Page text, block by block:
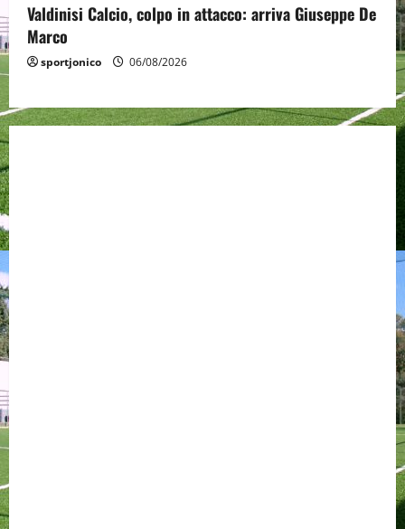
Valdinisi Calcio, colpo in attacco: arriva Giuseppe De
Marco
sportjonico 06/08/2026